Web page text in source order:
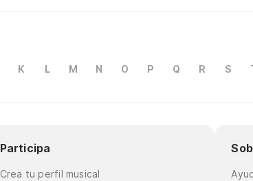
K L M N O P Q R S
Participa
Crea tu perfil musical